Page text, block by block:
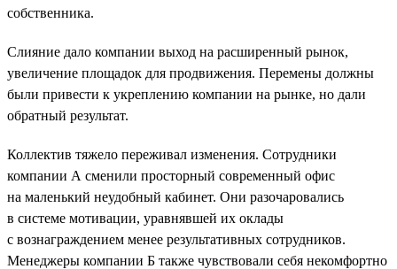
собственника.
Слияние дало компании выход на расширенный рынок,
увеличение площадок для продвижения. Перемены должны
были привести к укреплению компании на рынке, но дали
обратный результат.
Коллектив тяжело переживал изменения. Сотрудники
компании А сменили просторный современный офис
на маленький неудобный кабинет. Они разочаровались
в системе мотивации, уравнявшей их оклады
с вознаграждением менее результативных сотрудников.
Менеджеры компании Б также чувствовали себя некомфортно